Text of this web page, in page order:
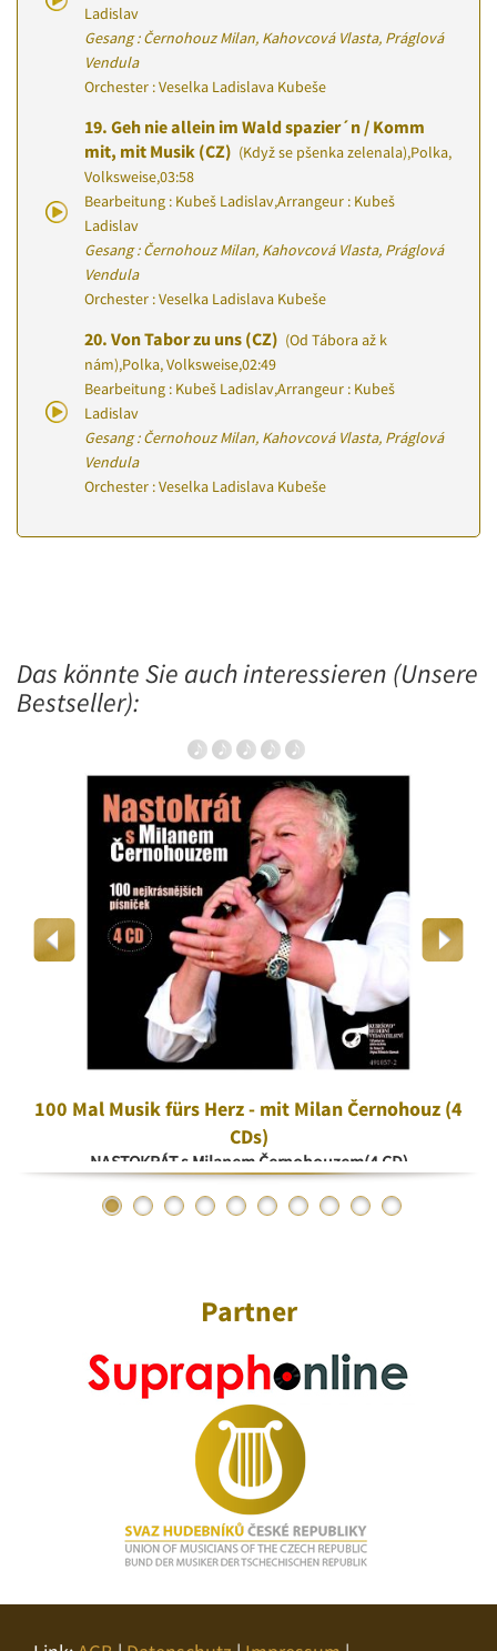
Ladislav
Gesang : Černohouz Milan, Kahovcová Vlasta, Práglová
Vendula
Orchester : Veselka Ladislava Kubeše
19. Geh nie allein im Wald spazier´n / Komm
mit, mit Musik (CZ) (Když se pšenka zelenala),Polka,
Volksweise,03:58
Bearbeitung : Kubeš Ladislav,Arrangeur : Kubeš
Ladislav
Gesang : Černohouz Milan, Kahovcová Vlasta, Práglová
Vendula
Orchester : Veselka Ladislava Kubeše
20. Von Tabor zu uns (CZ) (Od Tábora až k
nám),Polka, Volksweise,02:49
Bearbeitung : Kubeš Ladislav,Arrangeur : Kubeš
Ladislav
Gesang : Černohouz Milan, Kahovcová Vlasta, Práglová
Vendula
Orchester : Veselka Ladislava Kubeše
Das könnte Sie auch interessieren (Unsere
Bestseller):
100 Mal Musik fürs Herz - mit Milan Černohouz (4
CDs)
NASTOKRÁT s Milanem Černohouzem(4 CD)
Partner